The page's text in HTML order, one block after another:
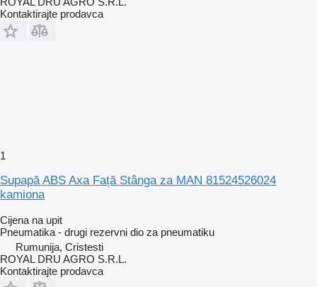
Kontaktirajte prodavca
1
Supapă ABS Axa Față Stânga za MAN 81524526024
kamiona
Cijena na upit
Pneumatika - drugi rezervni dio za pneumatiku
Rumunija, Cristesti
ROYAL DRU AGRO S.R.L.
Kontaktirajte prodavca